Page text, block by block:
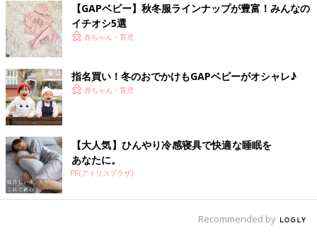
【GAPベビー】秋冬服ラインナップが豊富！みんなの
イチオシ5選
赤ちゃん・育児
指名買い！冬のおでかけもGAPベビーがオシャレ♪
赤ちゃん・育児
【大人気】ひんやり冷感寝具で快適な睡眠を
あなたに。
PR(アイリスプラザ)
Recommended by